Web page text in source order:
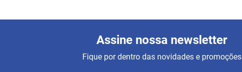
Assine nossa newsletter
Fique por dentro das novidades e promoções